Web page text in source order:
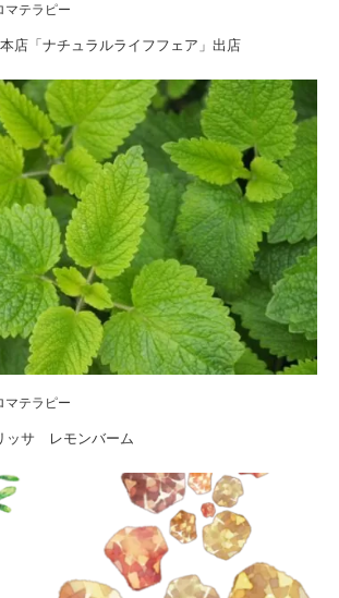
マテラピー
店「ナチュラルライフフェア」出店
マテラピー
サ レモンバーム